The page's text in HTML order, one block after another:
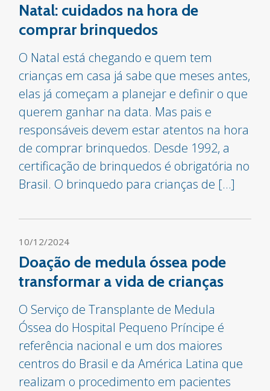
Natal: cuidados na hora de
comprar brinquedos
O Natal está chegando e quem tem
crianças em casa já sabe que meses antes,
elas já começam a planejar e definir o que
querem ganhar na data. Mas pais e
responsáveis devem estar atentos na hora
de comprar brinquedos. Desde 1992, a
certificação de brinquedos é obrigatória no
Brasil. O brinquedo para crianças de […]
10/12/2024
Doação de medula óssea pode
transformar a vida de crianças
O Serviço de Transplante de Medula
Óssea do Hospital Pequeno Príncipe é
referência nacional e um dos maiores
centros do Brasil e da América Latina que
realizam o procedimento em pacientes